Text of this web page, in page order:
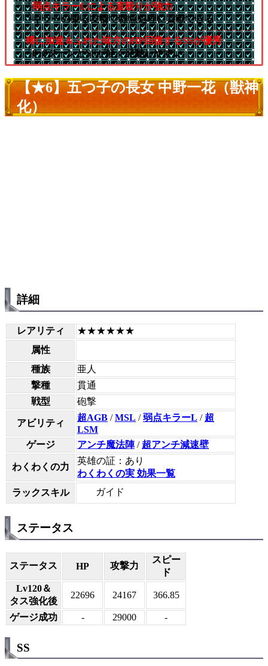
└弱点キラーLによる直殴りが強力
└キラーの乗る友情で雑魚処理に貢献できる
稀に加速＆ふれた味方のHP回復するSSが優秀
└8+8ターンとSSが軽く発動しやすい
【★6】五つ子の長女 中野一花（獣神
化）
詳細
レアリティ
★★★★★★
属性
種族
亜人
撃種
貫通
戦型
砲撃
アビリティ
超AGB /MSL /弱点キラーL / 超
LSM
ゲージ
アンチ魔法陣/ 超アンチ減速壁
わくわくの力
英雄の証：あり
わくわくの実 効果一覧
ラックスキル
ガイド
ステータス
ステータス HP 攻撃力
スピー
ド
Lv120＆
タス強化後
22696 24167 366.85
ゲージ成功 - 29000 -
SS